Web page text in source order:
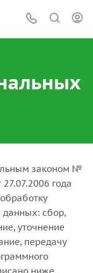
законом №
года
сбор,
уточнение
передачу